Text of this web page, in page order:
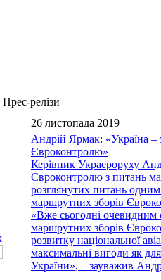
Прес-релізи
26 листопада 2019
Андрій Ярмак: «Україна –
Євроконтролю»
Керівник Украероруху
Євроконтролю з питань
розглянутих питань одним
маршрутних зборів
«Вже сьогодні очевидним
маршрутних зборів
розвитку національної
максимальні вигоди як
України», – зауважив